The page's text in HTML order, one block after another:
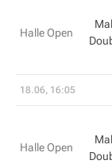
Halle Open
18.06, 16:05
Halle Open